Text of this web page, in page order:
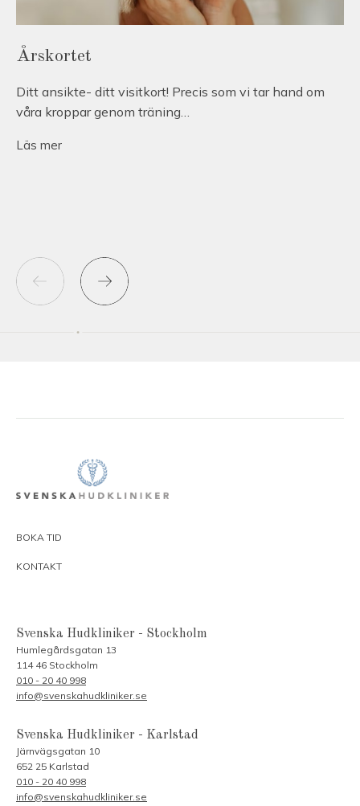
Årskortet
Ditt ansikte- ditt visitkort! Precis som vi tar hand om
våra kroppar genom träning…
Läs mer
BOKA TID
KONTAKT
Svenska Hudkliniker - Stockholm
Humlegårdsgatan 13
114 46 Stockholm
010 - 20 40 998
info@svenskahudkliniker.se
Svenska Hudkliniker - Karlstad
Järnvägsgatan 10
652 25 Karlstad
010 - 20 40 998
info@svenskahudkliniker.se